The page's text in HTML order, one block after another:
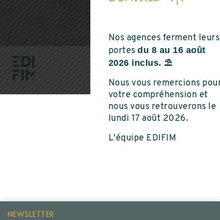
NEWSLETTER
Nos agences ferment leurs
portesdu 8 au 16 août
2026 inclus. ⛱️
Nous vous remercions
votre compréhension et
nous vous retrouverons le
lundi 17 août 2026.
L'équipe EDIFIM